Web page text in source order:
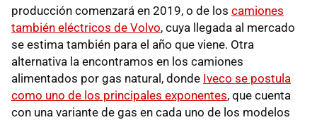
producción comenzará en 2019, o de los camiones
también eléctricos de Volvo, cuya llegada al mercado
se estima también para el año que viene. Otra
alternativa la encontramos en los camiones
alimentados por gas natural, donde Iveco se postula
como uno de los principales exponentes, que cuenta
con una variante de gas en cada uno de los modelos